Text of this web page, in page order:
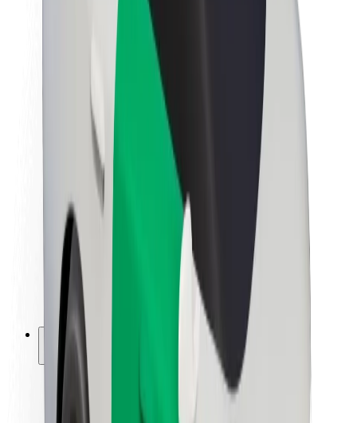
O společnosti Bolt
Udržitelnost podle Boltu
Projekt Zero
Blog
Tiskové centrum
Pokyny ke značce
Naše poslání
Vztahy s investory
Vedení
Značka
Média
Městský fond
Bezpečnost
Bezpečnost cestujících
Bezpečnost řidičů